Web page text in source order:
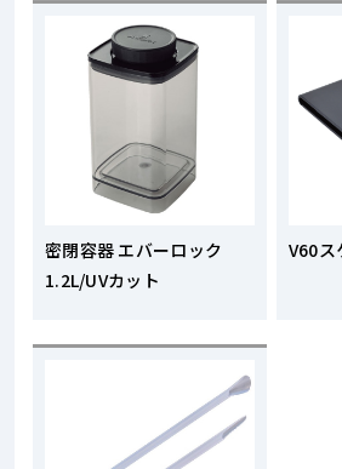
密閉容器 エバーロック
1.2L/UVカット
V60ス